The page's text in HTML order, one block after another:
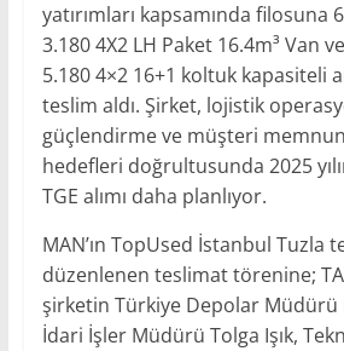
yatırımları kapsamında filosuna
3.180 4X2 LH Paket 16.4m³ Van
5.180 4×2 16+1 koltuk kapasiteli
teslim aldı. Şirket, lojistik
güçlendirme ve müşteri
hedefleri doğrultusunda 2025
TGE alımı daha planlıyor.
MAN’ın TopUsed İstanbul Tuzla
düzenlenen teslimat törenine;
şirketin Türkiye Depolar Müdürü
İdari İşler Müdürü Tolga Işık,